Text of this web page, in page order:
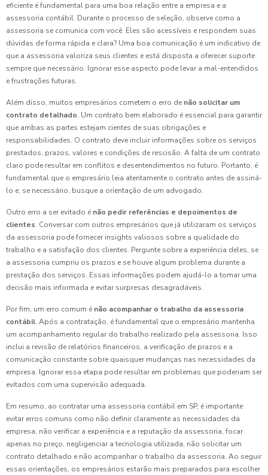
eficiente é fundamental para uma boa relação entre a empresa e a
assessoria contábil. Durante o processo de seleção, observe como a
assessoria se comunica com você. Eles são acessíveis e respondem suas
dúvidas de forma rápida e clara? Uma boa comunicação é um indicativo de
que a assessoria valoriza seus clientes e está disposta a oferecer suporte
sempre que necessário. Ignorar esse aspecto pode levar a mal-entendidos
e frustrações futuras.
Além disso, muitos empresários cometem o erro de não solicitar um
contrato detalhado. Um contrato bem elaborado é essencial para garantir
que ambas as partes estejam cientes de suas obrigações e
responsabilidades. O contrato deve incluir informações sobre os serviços
prestados, prazos, valores e condições de rescisão. A falta de um contrato
claro pode resultar em conflitos e desentendimentos no futuro. Portanto, é
fundamental que o empresário leia atentamente o contrato antes de assiná-
lo e, se necessário, busque a orientação de um advogado.
Outro erro a ser evitado é não pedir referências e depoimentos de
clientes. Conversar com outros empresários que já utilizaram os serviços
da assessoria pode fornecer insights valiosos sobre a qualidade do
trabalho e a satisfação dos clientes. Pergunte sobre a experiência deles, se
a assessoria cumpriu os prazos e se houve algum problema durante a
prestação dos serviços. Essas informações podem ajudá-lo a tomar uma
decisão mais informada e evitar surpresas desagradáveis.
Por fim, um erro comum é não acompanhar o trabalho da assessoria
contábil. Após a contratação, é fundamental que o empresário mantenha
um acompanhamento regular do trabalho realizado pela assessoria. Isso
inclui a revisão de relatórios financeiros, a verificação de prazos e a
comunicação constante sobre quaisquer mudanças nas necessidades da
empresa. Ignorar essa etapa pode resultar em problemas que poderiam ser
evitados com uma supervisão adequada.
Em resumo, ao contratar uma assessoria contábil em SP, é importante
evitar erros comuns como não definir claramente as necessidades da
empresa, não verificar a experiência e a reputação da assessoria, focar
apenas no preço, negligenciar a tecnologia utilizada, não solicitar um
contrato detalhado e não acompanhar o trabalho da assessoria. Ao seguir
essas orientações, os empresários estarão mais preparados para escolher